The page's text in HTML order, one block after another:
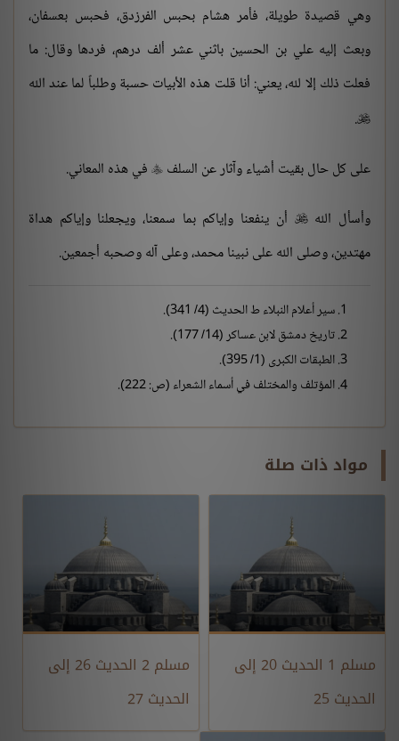
وهي قصيدة طويلة، فأمر هشام بحبس الفرزدق، فحبس بعسفان،
وبعث إليه علي بن الحسين باثني عشر ألف درهم، فردها وقال: ما
فعلت ذلك إلا لله، يعني: أنا قلت هذه الأبيات حسبة وطلباً لما عند الله

.
على كل حال بقيت أشياء وآثار عن السلف  في هذه المعاني.
وأسأل الله أن ينفعنا وإياكم بما سمعنا، ويجعلنا وإياكم هداة
مهتدين، وصلى الله على نبينا محمد، وعلى آله وصحبه أجمعين.
سير أعلام النبلاء ط الحديث (4/ 341).
تاريخ دمشق لابن عساكر (14/ 177).
الطبقات الكبرى (1/ 395).
المؤتلف والمختلف في أسماء الشعراء (ص: 222).
مواد ذات صلة
مسلم 1 الحديث 20 إلى
الحديث 25
مسلم 2 الحديث 26 إلى
الحديث 27